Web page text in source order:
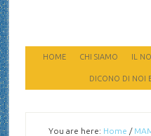
HOME CHI SIAMO IL
DICONO DI NOI E
You are here: Home /